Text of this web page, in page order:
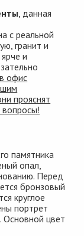
, данная
с реальной
гранит и
и
офис
прояснят
памятника
опал,
Перед
бронзовый
круглое
портрет
Основной цвет